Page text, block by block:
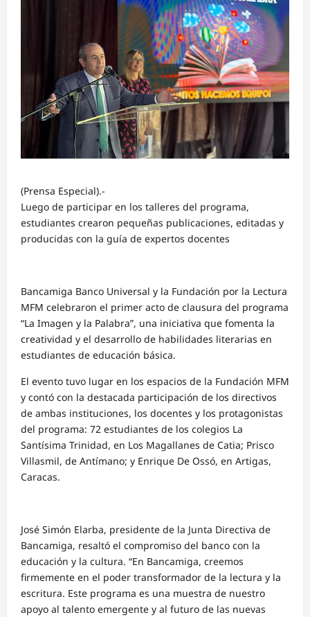
(Prensa Especial).-
Luego de participar en los talleres del programa,
estudiantes crearon pequeñas publicaciones, editadas y
producidas con la guía de expertos docentes
Bancamiga Banco Universal y la Fundación por la Lectura
MFM celebraron el primer acto de clausura del programa
“La Imagen y la Palabra”, una iniciativa que fomenta la
creatividad y el desarrollo de habilidades literarias en
estudiantes de educación básica.
El evento tuvo lugar en los espacios de la Fundación MFM
y contó con la destacada participación de los directivos
de ambas instituciones, los docentes y los protagonistas
del programa: 72 estudiantes de los colegios La
Santísima Trinidad, en Los Magallanes de Catia; Prisco
Villasmil, de Antímano; y Enrique De Ossó, en Artigas,
Caracas.
José Simón Elarba, presidente de la Junta Directiva de
Bancamiga, resaltó el compromiso del banco con la
educación y la cultura. “En Bancamiga, creemos
firmemente en el poder transformador de la lectura y la
escritura. Este programa es una muestra de nuestro
apoyo al talento emergente y al futuro de las nuevas